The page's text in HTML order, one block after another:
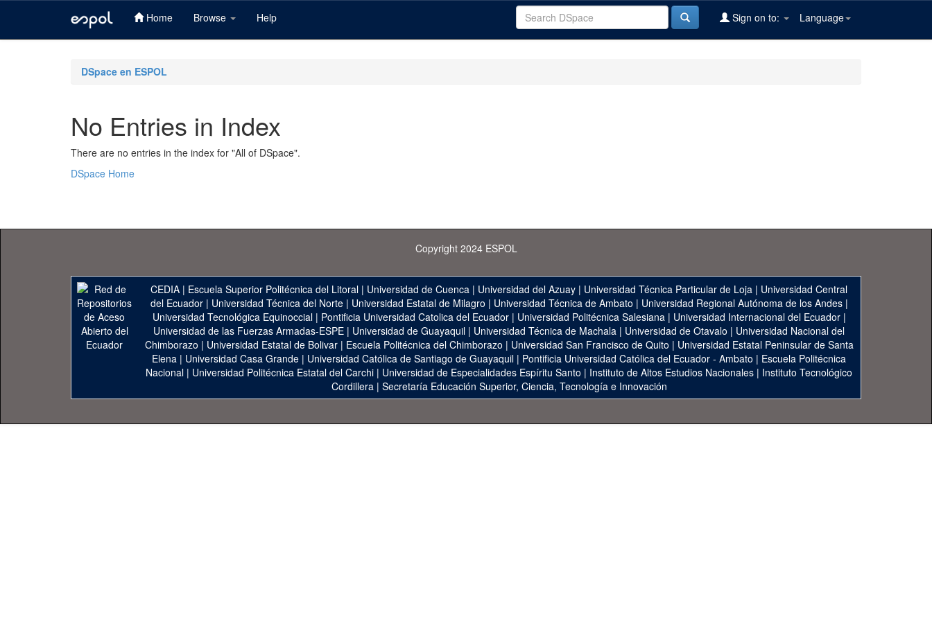
Home Browse Help Language
Sign on to:
DSpace en ESPOL
No Entries in Index
There are no entries in the index for "All of DSpace".
DSpace Home
Copyright 2024 ESPOL
CEDIA | Escuela Superior Politécnica del Litoral | Universidad de Cuenca | Universidad del Azuay | Universidad Técnica Particular de Loja | Universidad Central
del Ecuador| Universidad Técnica del Norte| Universidad Estatal de Milagro | Universidad Técnica de Ambato | Universidad Regional Autónoma de los Andes|
Universidad Tecnológica Equinoccial| Pontificia Universidad Catolica del Ecuador| Universidad Politécnica Salesiana| Universidad Internacional del Ecuador|
Universidad de las Fuerzas Armadas-ESPE | Universidad de Guayaquil | Universidad Técnica de Machala | Universidad de Otavalo | Universidad Nacional del
Chimborazo | Universidad Estatal de Bolivar| Escuela Politécnica del Chimborazo | Universidad San Francisco de Quito | Universidad Estatal Peninsular de Santa
Elena | Universidad Casa Grande | Universidad Católica de Santiago de Guayaquil | Pontificia Universidad Católica del Ecuador - Ambato | Escuela Politécnica
Nacional | Universidad Politécnica Estatal del Carchi | Universidad de Especialidades Espíritu Santo | Instituto de Altos Estudios Nacionales | Instituto Tecnológico
Cordillera| Secretaría Educación Superior, Ciencia, Tecnología e Innovación